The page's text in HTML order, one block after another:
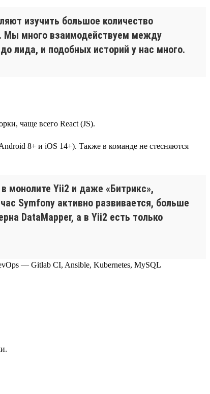
изучить большое количество
Мы много взаимодействуем между
лида, и подобных историй у нас много.
чаще всего React (JS).
8+ и iOS 14+). Также в команде не стесняются
монолите Yii2 и даже «Битрикс»,
Symfony активно развивается, больше
DataMapper, а в Yii2 есть только
— Gitlab CI, Ansible, Kubernetes, MySQL